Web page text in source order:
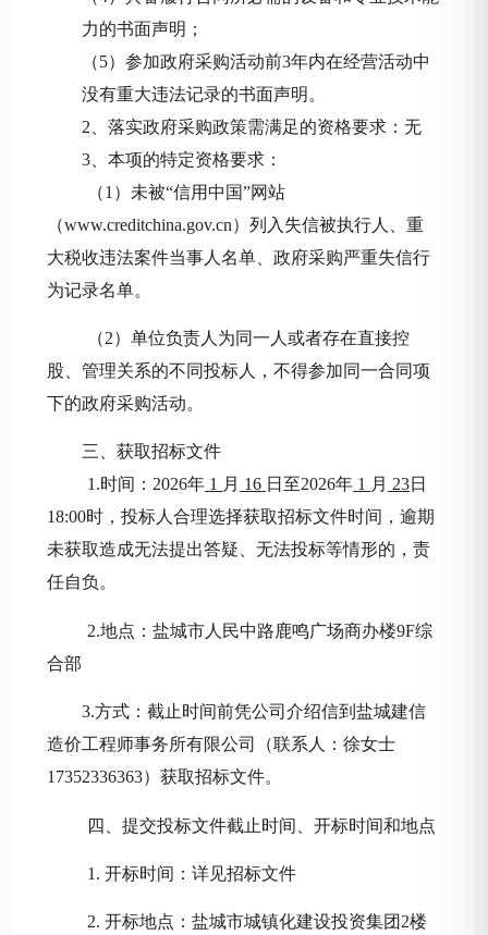
力的书面声明；
（5）参加政府采购活动前3年内在经营活动中
没有重大违法记录的书面声明。
2、落实政府采购政策需满足的资格要求：无
3、本项的特定资格要求：
（1 ）未被“信用中国”网站
（www.creditchina.gov.cn）列入失信被执行人、重
大税收违法案件当事人名单、政府采购严重失信行
为记录名单。
（2）单位负责人为同一人或者存在直接控
股、管理关系的不同投标人，不得参加同一合同项
下的政府采购活动。
三、获取招标文件
1.时间：2026年 1 月 16 日至2026年 1 月 23日
18:00时，投标人合理选择获取招标文件时间，逾期
未获取造成无法提出答疑、无法投标等情形的，责
任自负。
2.地点：盐城市人民中路鹿鸣广场商办楼9F综
合部
3.方式：截止时间前凭公司介绍信到盐城建信
造价工程师事务所有限公司
（联系人：徐女士
17352336363）获取招标文件。
四、提交投标文件截止时间、开标时间和地点
1. 开标时间：详见招标文件
2. 开标地点：盐城市城镇化建设投资集团2楼